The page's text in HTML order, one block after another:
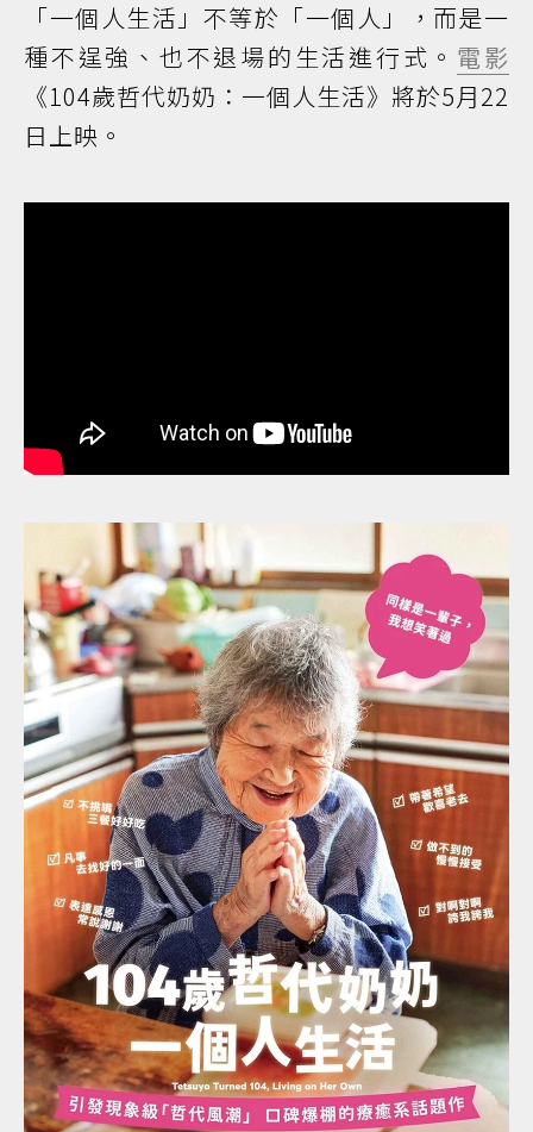
「一個人生活」不等於「一個人」，而是一
種不逞強、也不退場的生活進行式。 電影
《104歲哲代奶奶：一個人生活》將於5月22
日上映。